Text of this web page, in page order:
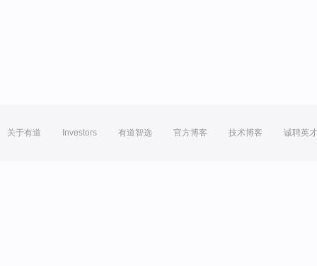
关于有道 Investors 有道智选 官方博客 技术博客 诚聘英才